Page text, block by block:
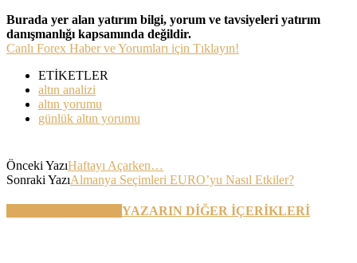
Burada yer alan yatırım bilgi, yorum ve tavsiyeleri yatırım
danışmanlığı kapsamında değildir.
Canlı Forex Haber ve Yorumları için Tıklayın!
ETİKETLER
altın analizi
altın yorumu
günlük altın yorumu
Önceki YazıHaftayı Açarken…
Sonraki YazıAlmanya Seçimleri EURO’yu Nasıl Etkiler?
YAZARIN DİĞER İÇERİKLERİ